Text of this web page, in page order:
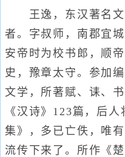
王逸，东汉著名文
者。字叔师，南郡宜
安帝时为校书郎，顺
史，豫章太守。参加
文学，所著赋、诔、
《汉诗》123篇，后
集》，多已亡佚，唯
流传下来了。所作《